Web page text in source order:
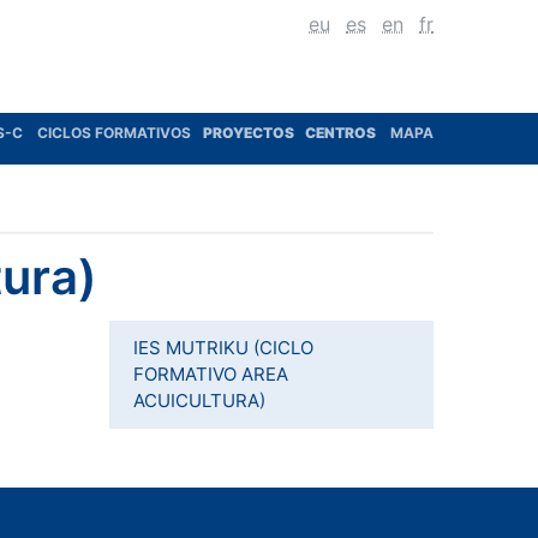
eu es en fr
C CICLOS FORMATIVOS PROYECTOS CENTROS MAPA
IES MUTRIKU (CICLO
FORMATIVO AREA
ACUICULTURA)